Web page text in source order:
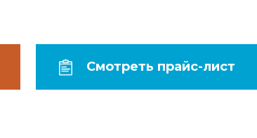
Смотреть прайс-лист